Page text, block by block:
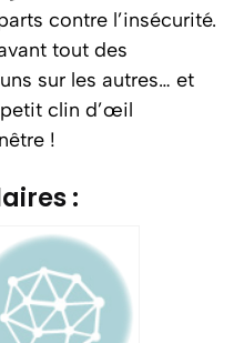
contre l’insécurité.
tout des
sur les autres… et
clin d’œil
!
: